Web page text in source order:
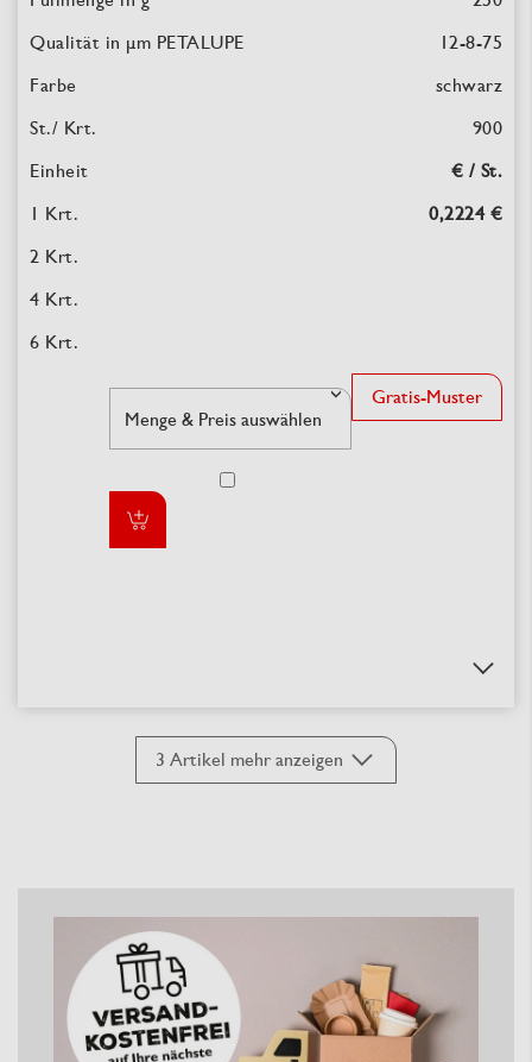
12-8-75
schwarz
900
€ / St.
0,2224 €
Gratis-Muster
3 Artikel mehr anzeigen